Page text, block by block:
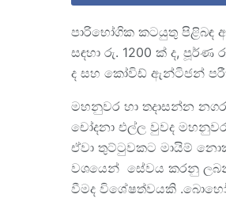
පාරිභෝගික කටයුතු පිළිබඳ
සඳහා රු. 1200 ක් ද,
ද සහ කෝවිඩ් ඇන්ටිජන්
මහනුවර හා තදාසන්න
චෝදනා එල්ල වුවද
ඒවා තුට්ටුවකට මායිම්
වශයෙන් සේවය කරනු
වීමද විශේෂත්වයකි